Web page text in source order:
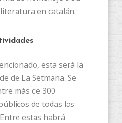
en catalán.
esta será la
de La Setmana. Se
más de 300
de todas las
estas habrá